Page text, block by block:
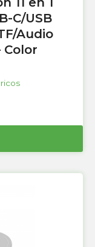
C/USB
Audio
Color